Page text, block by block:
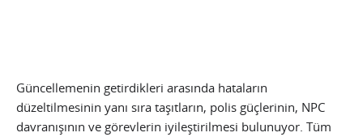
Güncellemenin getirdikleri arasında hataların
düzeltilmesinin yanı sıra taşıtların, polis güçlerinin, NPC
davranışının ve görevlerin iyileştirilmesi bulunuyor. Tüm